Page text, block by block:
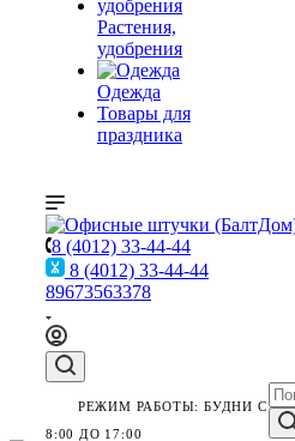
Растения,
удобрения
Одежда
Товары для
праздника
8 (4012) 33-44-44
8 (4012) 33-44-44
89673563378
РЕЖИМ РАБОТЫ: БУДНИ С
8:00 ДО 17:00